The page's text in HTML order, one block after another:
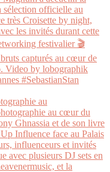
au